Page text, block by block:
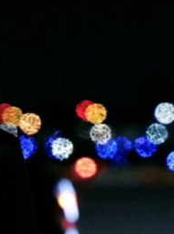
Hamas ile
serbest
söyledi. Trump,
Hamas’ın
Hamas ile doğrudan